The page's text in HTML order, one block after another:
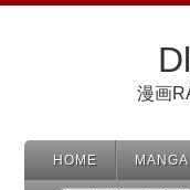
漫画
HOME MANGA